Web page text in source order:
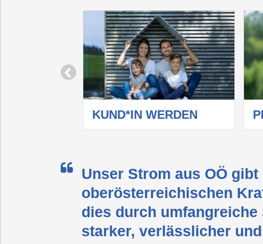
KUND*IN WERDEN
Unser Strom aus OÖ
oberösterreichischen
dies durch
starker, verlässlicher